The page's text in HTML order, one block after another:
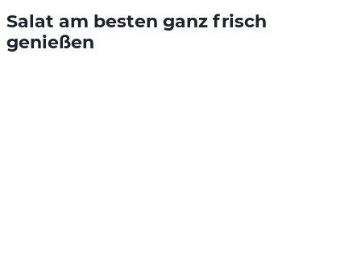
Salat am besten ganz frisch
genießen